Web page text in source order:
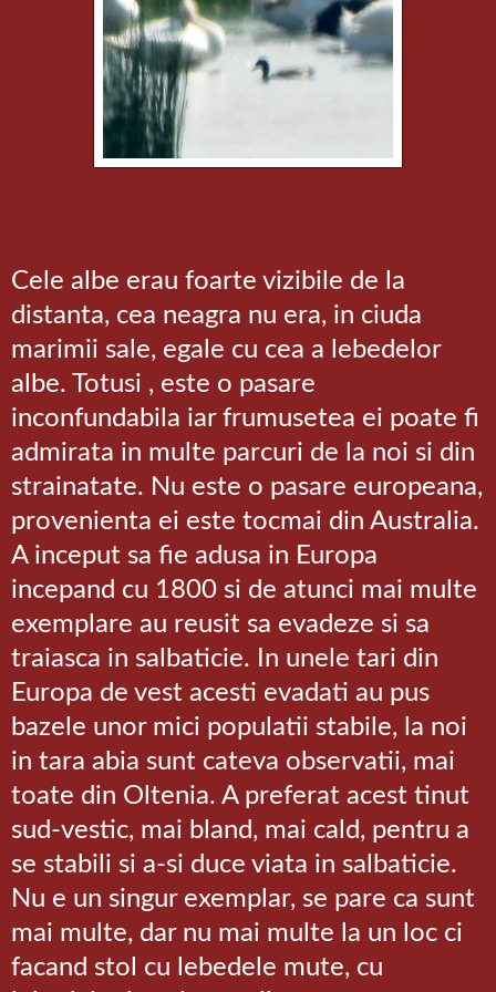
Cele albe erau foarte vizibile de la
distanta, cea neagra nu era, in ciuda
marimii sale, egale cu cea a lebedelor
albe. Totusi , este o pasare
inconfundabila iar frumusetea ei poate fi
admirata in multe parcuri de la noi si din
strainatate. Nu este o pasare europeana,
provenienta ei este tocmai din Australia.
A inceput sa fie adusa in Europa
incepand cu 1800 si de atunci mai multe
exemplare au reusit sa evadeze si sa
traiasca in salbaticie. In unele tari din
Europa de vest acesti evadati au pus
bazele unor mici populatii stabile, la noi
in tara abia sunt cateva observatii, mai
toate din Oltenia. A preferat acest tinut
sud-vestic, mai bland, mai cald, pentru a
se stabili si a-si duce viata in salbaticie.
Nu e un singur exemplar, se pare ca sunt
mai multe, dar nu mai multe la un loc ci
facand stol cu lebedele mute, cu